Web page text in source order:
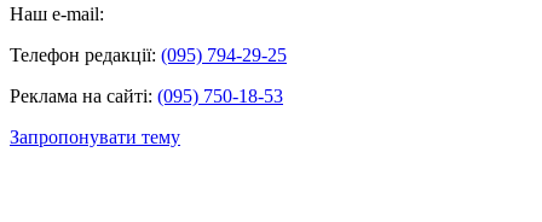
Наш e-mail:
Телефон редакції: (095) 794-29-25
Реклама на сайті: (095) 750-18-53
Запропонувати тему